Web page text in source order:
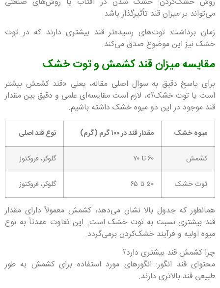
می‌تواند بر میزان قند تأثیرگذار باشد.
زمان برداشت: توت‌های رسیده‌تر قند بیشتری دارند که در توت
خشک نیز این موضوع صدق می‌کند.
مقایسه میزان قند کشمش و توت خشک
برای پاسخ دقیق به سوال اصلی مقاله، یعنی «قند کشمش بیشتر
است یا توت خشک؟»، لازم است مقایسه‌ای علمی و دقیق بین مقدار
قند موجود در این دو میوه خشک داشته باشیم.
میوه خشک مقدار قند در ۱۰۰ گرم (گرم) نوع قند اصلی
کشمش ۶۰ تا ۷۰ گلوکز، فروکتوز
توت خشک ۵۰ تا ۶۵ گلوکز، فروکتوز
همانطور که جدول بالا نشان می‌دهد، کشمش معمولاً دارای مقدار
قند بیشتری نسبت به توت خشک است. این تفاوت عمدتاً به نوع
میوه اولیه و فرآیند خشک‌کردن برمی‌گردد.
چرا کشمش قند بیشتری دارد؟
محتوای قند انگور: انگورهای مورد استفاده برای کشمش به طور
طبیعی قند بالاتری دارند.